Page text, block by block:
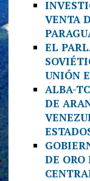
VENTA
EL
UNIÓN
ALBA-
DE
DE ORO